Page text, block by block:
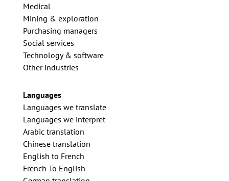
Medical
Mining & exploration
Purchasing managers
Social services
Technology & software
Other industries
Languages
Languages we translate
Languages we interpret
Arabic translation
Chinese translation
English to French
French To English